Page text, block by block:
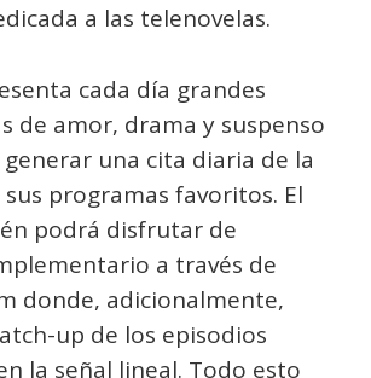
a las telenovelas.
cada día grandes
de amor, drama y suspenso
una cita diaria de la
programas favoritos. El
podrá disfrutar de
a través de
donde, adicionalmente,
up de los episodios
la señal lineal. Todo esto